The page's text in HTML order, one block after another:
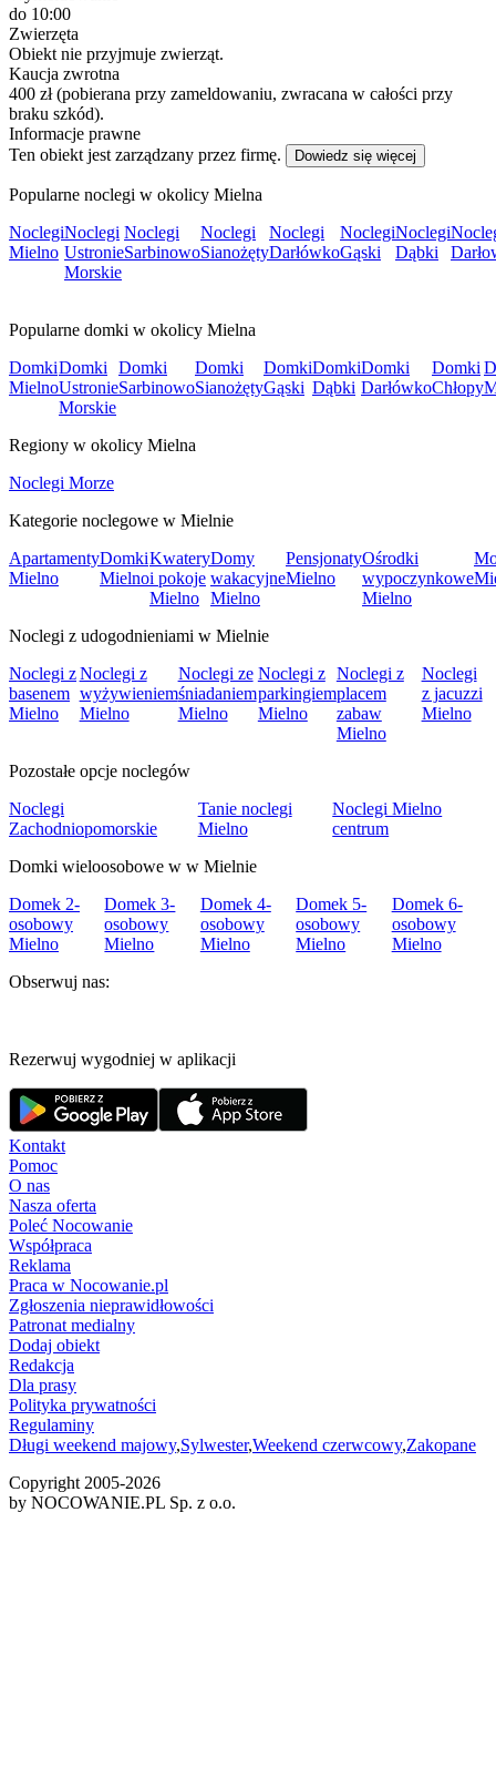
do 10:00
Zwierzęta
Obiekt nie przyjmuje zwierząt.
Kaucja zwrotna
400 zł (pobierana przy zameldowaniu, zwracana w całości przy
braku szkód).
Informacje prawne
Ten obiekt jest zarządzany przez firmę.
Dowiedz się więcej
Popularne noclegi w okolicy Mielna
Noclegi
Mielno
Noclegi
Ustronie
Morskie
Noclegi
Sarbinowo
Noclegi
Sianożęty
Noclegi
Darłówko
Noclegi
Gąski
Noclegi
Dąbki
Popularne domki w okolicy Mielna
Domki
Mielno
Domki
Ustronie
Morskie
Domki
Sarbinowo
Domki
Sianożęty
Domki
Gąski
Domki
Dąbki
Domki
Darłówko
Domki
Chłopy
Regiony w okolicy Mielna
Noclegi Morze
Kategorie noclegowe w Mielnie
Apartamenty
Mielno
Domki
Mielno
Kwatery
i pokoje
Mielno
Domy
wakacyjne
Mielno
Pensjonaty
Mielno
Ośrodki
wypoczynkowe
Mielno
Noclegi z udogodnieniami w Mielnie
Noclegi z
basenem
Mielno
Noclegi z
wyżywieniem
Mielno
Noclegi ze
śniadaniem
Mielno
Noclegi z
parkingiem
Mielno
Noclegi z
placem
zabaw
Mielno
Noclegi
z jacuzzi
Mielno
Pozostałe opcje noclegów
Noclegi
Zachodniopomorskie
Tanie noclegi
Mielno
Noclegi Mielno
centrum
Domki wieloosobowe w w Mielnie
Domek 2-
osobowy
Mielno
Domek 3-
osobowy
Mielno
Domek 4-
osobowy
Mielno
Domek 5-
osobowy
Mielno
Domek 6-
osobowy
Mielno
Obserwuj nas:
Rezerwuj wygodniej w aplikacji
Kontakt
Pomoc
O nas
Nasza oferta
Poleć Nocowanie
Współpraca
Reklama
Praca w Nocowanie.pl
Zgłoszenia nieprawidłowości
Patronat medialny
Dodaj obiekt
Redakcja
Dla prasy
Polityka prywatności
Regulaminy
Długi weekend majowy,Sylwester,Weekend czerwcowy,Zakopane
Copyright 2005-2026
by NOCOWANIE.PL Sp. z o.o.